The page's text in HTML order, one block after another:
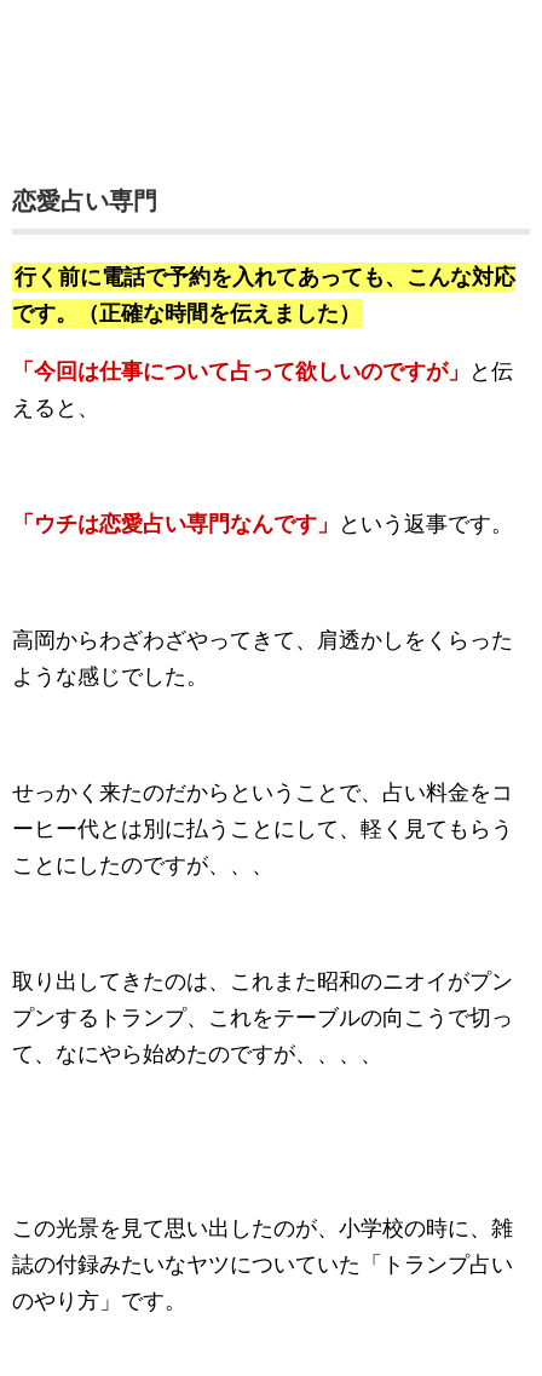
恋愛占い専門
行く前に電話で予約を入れてあっても、こんな対応
です。（正確な時間を伝えました）
「今回は仕事について占って欲しいのですが」
と伝
えると、
「ウチは恋愛占い専門なんです」 という返事です。
高岡からわざわざやってきて、肩透かしをくらった
ような感じでした。
せっかく来たのだからということで、占い料金をコ
ーヒー代とは別に払うことにして、軽く見てもらう
ことにしたのですが、、、
取り出してきたのは、これまた昭和のニオイがプン
プンするトランプ、これをテーブルの向こうで切っ
て、なにやら始めたのですが、、、、
この光景を見て思い出したのが、小学校の時に、雑
誌の付録みたいなヤツについていた「トランプ占い
のやり方」です。